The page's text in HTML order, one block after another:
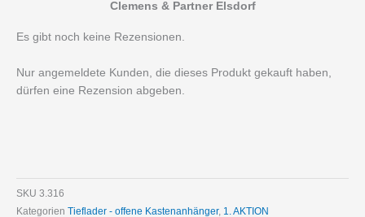
Clemens & Partner Elsdorf
Es gibt noch keine Rezensionen.
Nur angemeldete Kunden, die dieses Produkt gekauft haben,
dürfen eine Rezension abgeben.
SKU 3.316
Kategorien Tieflader - offene Kastenanhänger, 1. AKTION